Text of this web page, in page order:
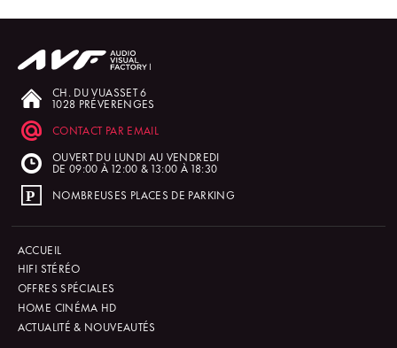
CH. DU VUASSET 6
1028 PRÉVERENGES
CONTACT PAR EMAIL
OUVERT DU LUNDI AU VENDREDI
DE 09:00 À 12:00 & 13:00 À 18:30
NOMBREUSES PLACES DE PARKING
ACCUEIL
HIFI STÉRÉO
OFFRES SPÉCIALES
HOME CINÉMA HD
ACTUALITÉ & NOUVEAUTÉS